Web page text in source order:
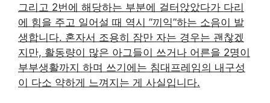
그리고 2번에 해당하는 부분에 걸터앉았다가 다리
에 힘을 주고 일어설 때 역시 ”끼익”하는 소음이 발
생합니다. 혼자서 조용히 잠만 자는 경우는 괜찮겠
지만, 활동량이 많은 아그들이 쓰거나 어른을 2명이
부부생활까지 하며 쓰기에는 침대프레임의 내구성
이 다소 약하게 느껴지는 게 사실입니다.